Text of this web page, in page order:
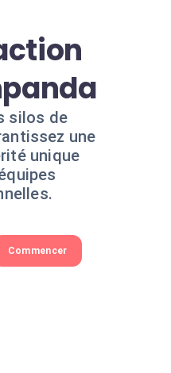
silos de
une
unique
Commencer